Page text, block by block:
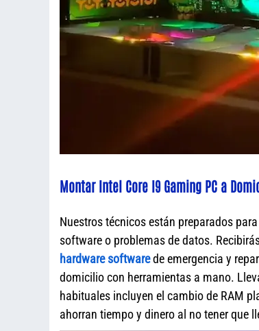
Montar Intel Core I9 Gaming PC a
Nuestros técnicos están preparados
software o problemas de datos.
hardware softwarede emergencia y
domicilio con herramientas a mano.
habituales incluyen el cambio de RAM
ahorran tiempo y dinero al no tener que